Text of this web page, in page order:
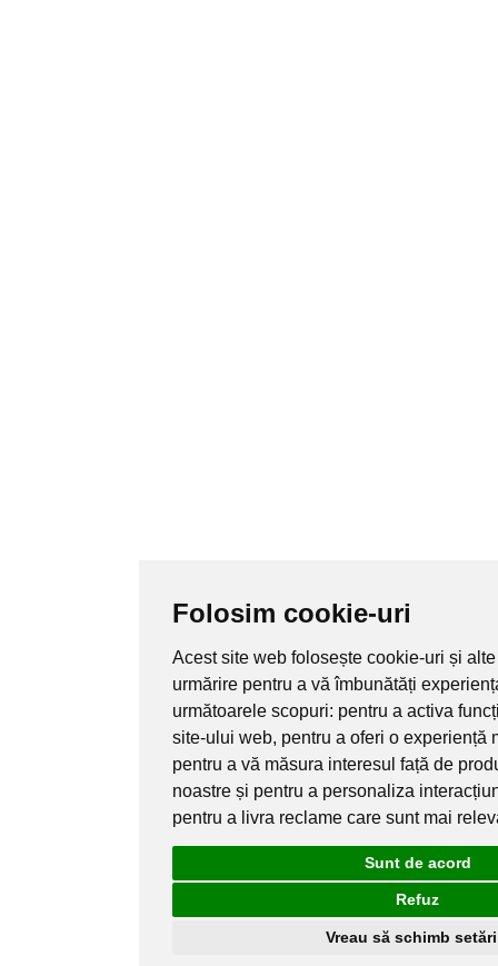
Folosim cookie-uri
Acest site web folosește cookie-uri și
urmărire pentru a vă îmbunătăți
următoarele scopuri: pentru a activa
site-ului web, pentru a oferi o experiență
pentru a vă măsura interesul față de
noastre și pentru a personaliza
pentru a livra reclame care sunt mai
Sunt de acord
Refuz
Vreau să schimb